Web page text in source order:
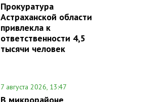
Прокуратура
Астраханской области
привлекла к
ответственности 4,5
тысячи человек
7 августа 2026, 13:47